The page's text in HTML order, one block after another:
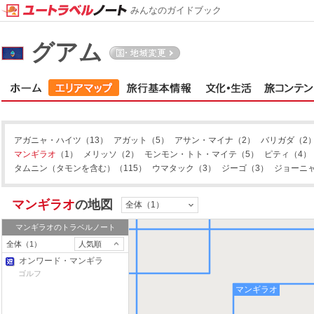
グアム
アガニャ・ハイツ （13） アガット （5） アサン・マイナ （2） バリガダ （2
マンギラオ （1） メリッソ （2） モンモン・トト・マイテ （5） ピティ
（4）
タムニン（タモンを含む）
（115） ウマタック （3） ジーゴ （3） ジョーニ
マンギラオの地図 全体（1）
マンギラオのトラベルノート
全体（1）
人気順
オンワード・マンギラ
オ・ゴルフクラブ
ゴルフ
バリガダ
マンギラオ
みんなのガイドブック